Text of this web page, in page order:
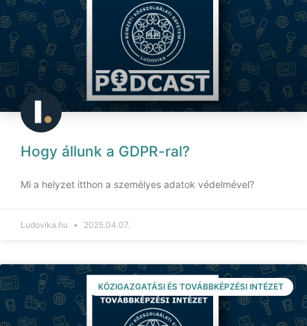
Hogy állunk a GDPR-ral?
Mi a helyzet itthon a személyes adatok védelmével?
Ludovika.hu 2025.04.07.
KÖZIGAZGATÁSI ÉS TOVÁBBKÉPZÉSI INTÉZET